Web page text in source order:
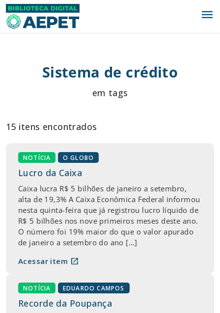
menu
Sistema de crédito
em tags
15 itens encontrados
NOTÍCIA O GLOBO
Lucro da Caixa
Caixa lucra R$ 5 bilhões de janeiro a setembro,
alta de 19,3% A Caixa Econômica Federal informou
nesta quinta-feira que já registrou lucro líquido de
R$ 5 bilhões nos nove primeiros meses deste ano.
O número foi 19% maior do que o valor apurado
de janeiro a setembro do ano […]
Acessar item open_in_new
NOTÍCIA EDUARDO CAMPOS
Recorde da Poupança